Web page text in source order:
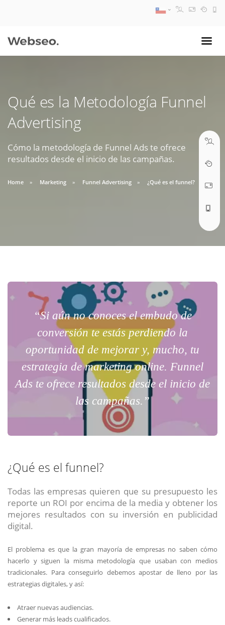
Qué es la Metodología Funnel
Advertising
Cómo la metodología de Funnel Ads te ofrece
resultados desde el inicio de las campañas.
Home Marketing Funnel Advertising ¿Qué es el funnel?
“Si aún no conoces el embudo de
conversión te estás perdiendo la
oportunidad de mejorar y, mucho, tu
estrategia de marketing online. Funnel
Ads te ofrece resultados desde el inicio de
las campañas.”
¿Qué es el funnel?
Todas las empresas quieren que su presupuesto les
reporte un ROI por encima de la media y obtener los
mejores resultados con su inversión en publicidad
digital.
El problema es que la gran mayoría de empresas no saben cómo
hacerlo y siguen la misma metodología que usaban con medios
tradicionales. Para conseguirlo debemos apostar de lleno por las
estrategias digitales, y así:
Atraer nuevas audiencias.
Generar más leads cualificados.
09:30 AM A 18:30 PM
soporte@webseo.cl